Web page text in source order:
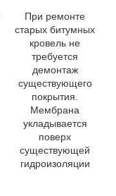
При ремонте
старых битумных
кровель не
требуется
демонтаж
существующего
покрытия.
Мембрана
укладывается
поверх
существующей
гидроизоляции